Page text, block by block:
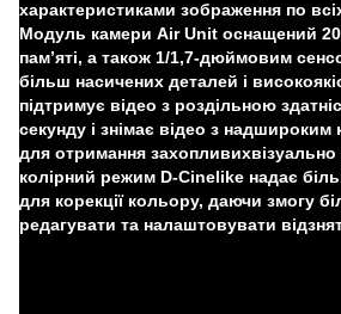
характеристиками зображення по
Модуль камери Air Unit оснащений
пам’яті, а також 1/1,7-дюймовим
більш насичених деталей і
підтримує відео з роздільною
секунду і знімає відео з надшироким
для отримання захопливихвізуально
колірний режим D-Cinelike надає
для корекції кольору, даючи змогу
редагувати та налаштовувати